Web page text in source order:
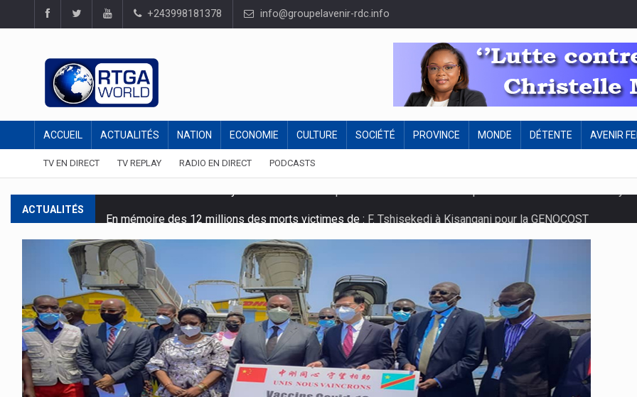
+243998181378 info@groupelavenir-rdc.info
ACCUEIL ACTUALITÉS NATION ECONOMIE CULTURE SOCIÉTÉ PROVINCE MONDE DÉTENTE AVENIR
TV EN DIRECT TV REPLAY RADIO EN DIRECT PODCASTS
ACTUALITÉS
Avenir :La Direction du Journal "Avenir" ne reconnaît pas la parution du quotidien de jeudi 03 Octobre 2024
Drame au concert de Mike Kalambay : : Suspension préventive des concerts de Fally Ipupa et Ferré Gola !
Baisse des prix des denrées alimentaires sur les :Félix Tshisekedi appelle le gouvernement aux actions
Opérations conjointes FARDC /UPDF : :23 ex-otages des ADF libérés en Ituri
Drame au stade des martyrs à Kinshasa : : Suspension des activités non sportives aux stades des martyrs